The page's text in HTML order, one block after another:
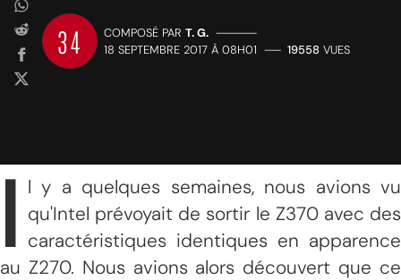
34 COMPOSÉ PAR T. G. —————
18 SEPTEMBRE 2017 À 08H01 —— 19558 VUES
I l y a quelques semaines, nous avions vu
qu'Intel prévoyait de sortir le Z370 avec des
caractéristiques identiques en apparence
au Z270. Nous avions alors découvert que ce